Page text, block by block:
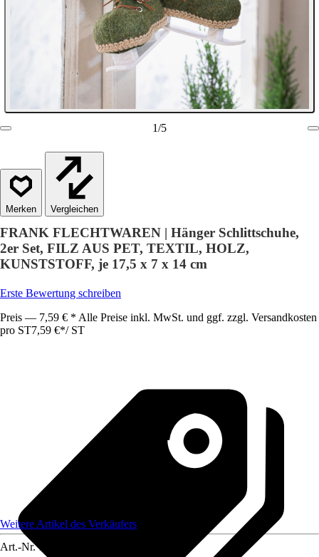
1/5
Vergleichen
FRANK FLECHTWAREN | Hänger Schlittschuhe,
2er Set, FILZ AUS PET, TEXTIL, HOLZ,
KUNSTSTOFF, je 17,5 x 7 x 14 cm
Erste Bewertung schreiben
Preis — 7,59 € * Alle Preise inkl. MwSt. und ggf. zzgl. Versandkosten
pro ST7,59 €*/ ST
Weitere Artikel des Verkäufers
Art.-Nr. 12584156